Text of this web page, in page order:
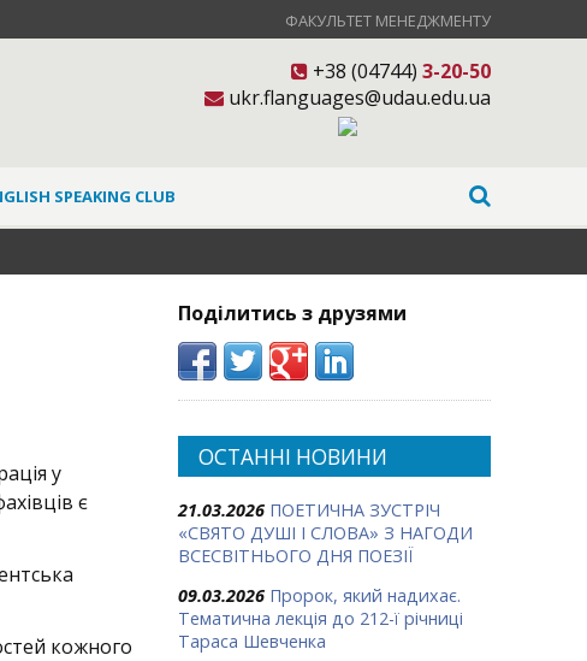
ФАКУЛЬТЕТ МЕНЕДЖМЕНТУ
+38 (04744) 3-20-50
ukr.flanguages@udau.edu.ua
SPEAKING CLUB
у
є
кожного
Поділитись з друзями
ОСТАННІ НОВИНИ
21.03.2026 ПОЕТИЧНА ЗУСТРІЧ
«СВЯТО ДУШІ І СЛОВА» З НАГОДИ
ВСЕСВІТНЬОГО ДНЯ ПОЕЗІЇ
09.03.2026 Пророк, який надихає.
Тематична лекція до 212-ї річниці
Тараса Шевченка